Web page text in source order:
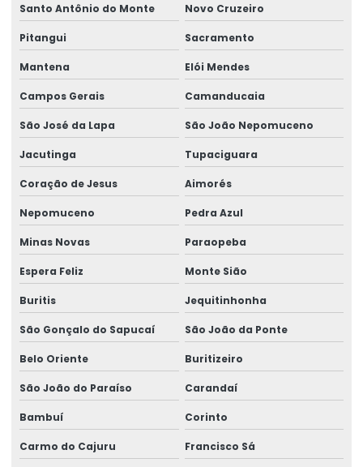
Serviço De Manutenção Preventiva
Serviço De Montagem De Elevadores De Carga
Serviço De Reforma De Pontes Rolantes
Serviços Especializados Em Reforma De Pontes Rolantes
Sistema festoon para pontes rolantes
Talha De Cabo Aço Com Monitoramento
Talha De Cabo De Aço Eletrônica
Talha De Cinta Aço Carbono
Talha De Cinta Elétrica Aço Carbono Versátil
Talha Elétrica
Talha Elétrica 125 Kg A 5 Toneladas
Talha Elétrica Aço Carbono
Talha Elétrica Aço Inox
Santo Antônio do Monte Novo Cruzeiro
Pitangui Sacramento
Mantena Elói Mendes
Campos Gerais Camanducaia
São José da Lapa São João Nepomuceno
Jacutinga Tupaciguara
Coração de Jesus Aimorés
Nepomuceno Pedra Azul
Minas Novas Paraopeba
Espera Feliz Monte Sião
Buritis Jequitinhonha
São Gonçalo do Sapucaí São João da Ponte
Belo Oriente Buritizeiro
São João do Paraíso Carandaí
Bambuí Corinto
Carmo do Cajuru Francisco Sá